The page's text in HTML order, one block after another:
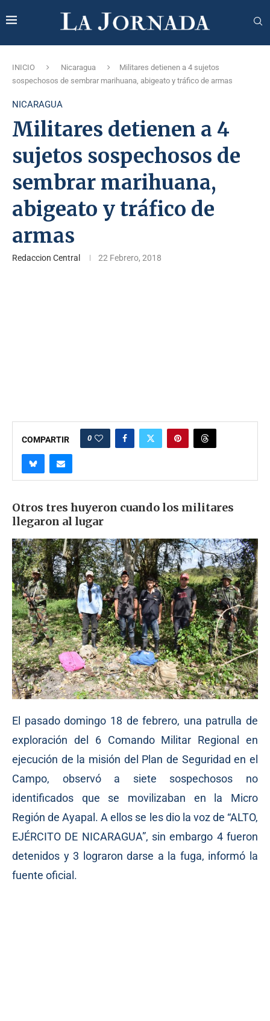
INICIO Nicaragua
Militares detienen a 4 sujetos
sospechosos de sembrar marihuana, abigeato y tráfico de armas
NICARAGUA
Militares detienen a 4
sujetos sospechosos de
sembrar marihuana,
abigeato y tráfico de
armas
Redaccion Central 22 Febrero, 2018
COMPARTIR 0
Otros tres huyeron cuando los militares
llegaron al lugar
El pasado domingo 18 de febrero, una patrulla de
exploración del 6 Comando Militar Regional en
ejecución de la misión del Plan de Seguridad en el
Campo, observó a siete sospechosos no
identificados que se movilizaban en la Micro
Región de Ayapal. A ellos se les dio la voz de “ALTO,
EJÉRCITO DE NICARAGUA”, sin embargo 4 fueron
detenidos y 3 lograron darse a la fuga, informó la
fuente oficial.